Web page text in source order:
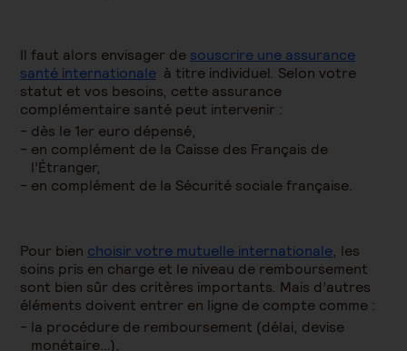
Il faut alors envisager de souscrire une assurance
santé internationale à titre individuel. Selon votre
statut et vos besoins, cette assurance
complémentaire santé peut intervenir :
dès le 1er euro dépensé,
en complément de la Caisse des Français de
l’Étranger,
en complément de la Sécurité sociale française.
Pour bien choisir votre mutuelle internationale, les
soins pris en charge et le niveau de remboursement
sont bien sûr des critères importants. Mais d’autres
éléments doivent entrer en ligne de compte comme :
la procédure de remboursement (délai, devise
monétaire…),